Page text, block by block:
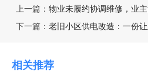
上一篇： 物业未履约协调维修，业
下一篇： 老旧小区供电改造：一份
相关推荐